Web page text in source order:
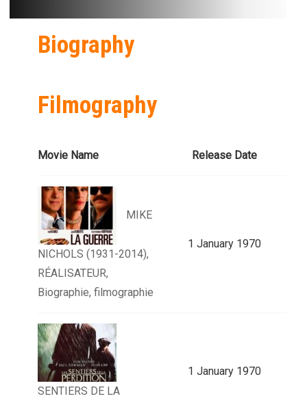
Biography
Filmography
Movie Name Release Date
MIKE
NICHOLS (1931-2014),
RÉALISATEUR,
Biographie, filmographie
1 January 1970
SENTIERS DE LA
1 January 1970